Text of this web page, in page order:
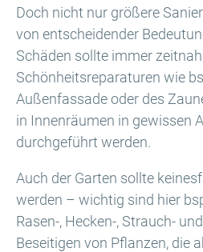
Doch nicht nur größere
von entscheidender
Schäden sollte immer
Schönheitsreparaturen wie
Außenfassade oder des
in Innenräumen in gewissen
durchgeführt werden.
Auch der Garten sollte
werden – wichtig sind hier
Rasen-, Hecken-, Strauch-
Beseitigen von Pflanzen, die